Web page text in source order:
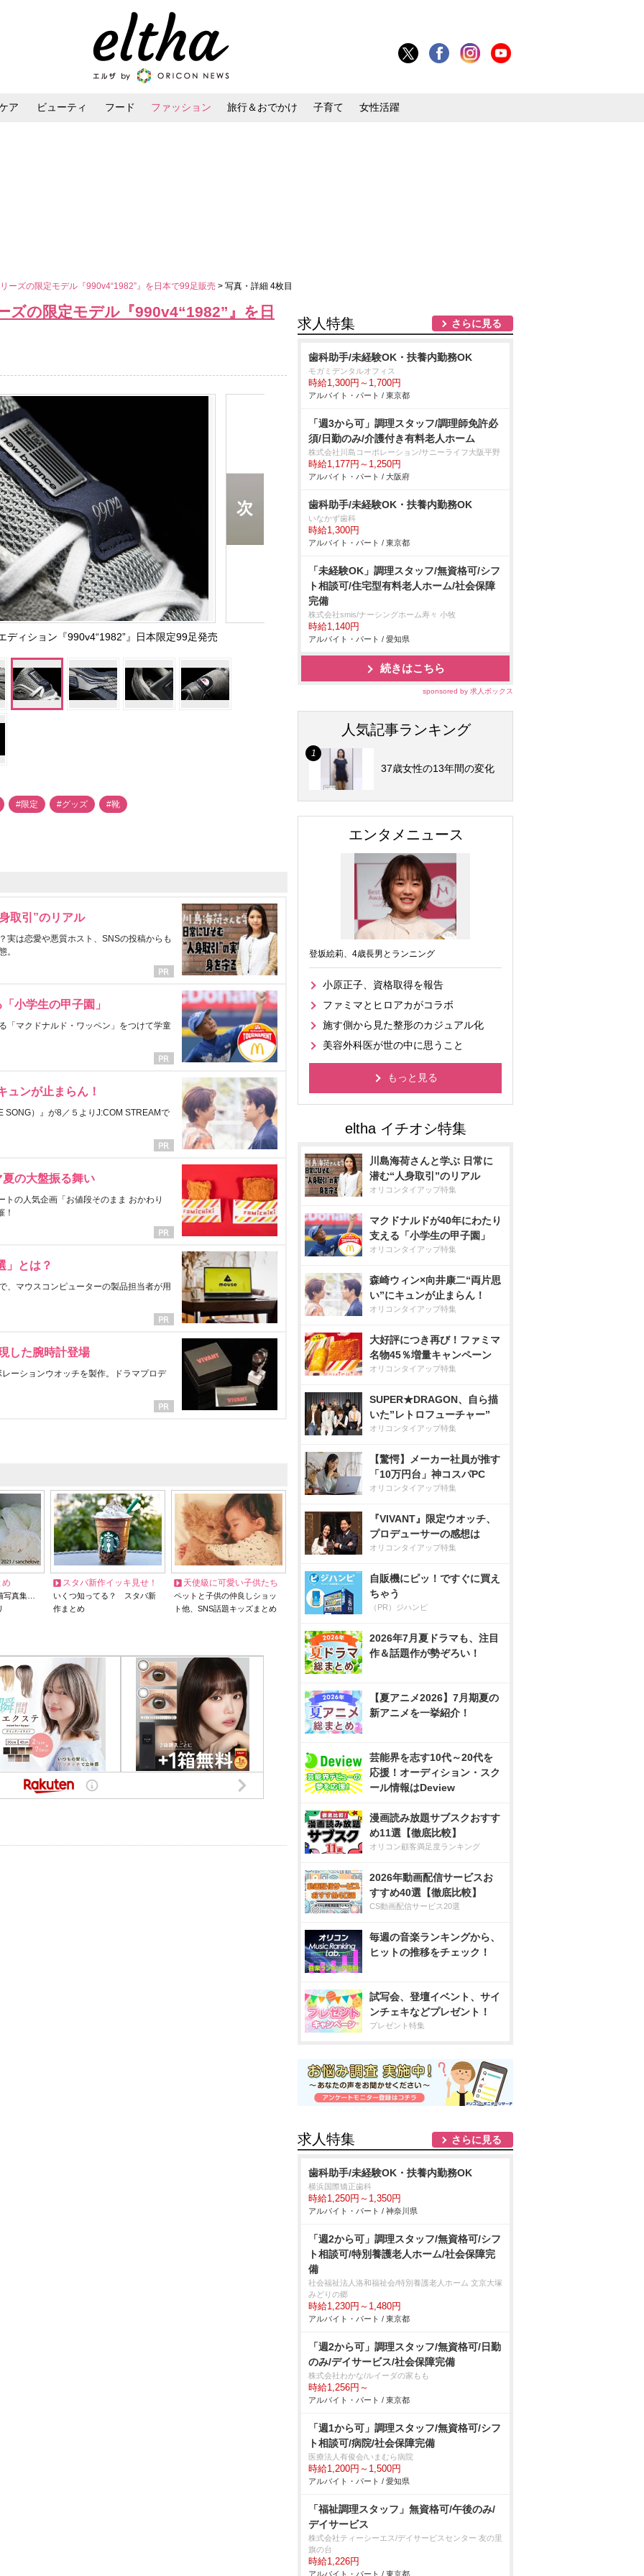
ア ビューティ フード ファッション 旅行＆おでかけ 子育て 女性活躍
ーズの限定モデル『990v4“1982”』を日本で99足販売 > 写真・詳細 4枚目
の限定モデル『990v4“1982”』を日
ィション『990v4“1982”』日本限定99足発売
#限定 #グッズ #靴
取引”のリアル
実は恋愛や悪質ホスト、SNSの投稿からも
。
小学生の甲子園」
「マクドナルド・ワッペン」をつけて学童
ュンが止まらん！
SONG）』が8／５よりJ:COM STREAMで
の大盤振る舞い
の人気企画「お値段そのまま おかわり
！
」とは？
、マウスコンピューターの製品担当者が用
した腕時計登場
ーションウオッチを製作。ドラマプロデ
め
写真集…
スタバ新作イッキ見せ！
いくつ知ってる？ スタバ新
作まとめ
天使級に可愛い子供たち
ペットと子供の仲良しショッ
ト他、SNS話題キッズまとめ
求人特集 さらに見る
歯科助手/未経験OK・扶養内勤務OK
モガミデンタルオフィス
時給1,300円～1,700円
アルバイト・パート / 東京都
「週3から可」調理スタッフ/調理師免許必
須/日勤のみ/介護付き有料老人ホーム
株式会社川島コーポレーション/サニーライフ大阪平野
時給1,177円～1,250円
アルバイト・パート / 大阪府
歯科助手/未経験OK・扶養内勤務OK
いなかず歯科
時給1,300円
アルバイト・パート / 東京都
「未経験OK」調理スタッフ/無資格可/シフ
ト相談可/住宅型有料老人ホーム/社会保障
完備
株式会社smis/ナーシングホーム寿々 小牧
時給1,140円
アルバイト・パート / 愛知県
続きはこちら
sponsored by 求人ボックス
人気記事ランキング
37歳女性の13年間の変化
エンタメニュース
登坂絵莉、4歳長男とランニング
小原正子、資格取得を報告
ファミマとヒロアカがコラボ
施す側から見た整形のカジュアル化
美容外科医が世の中に思うこと
もっと見る
川島海荷さんと学ぶ 日常に
潜む“人身取引”のリアル
オリコンタイアップ特集
マクドナルドが40年にわたり
支える「小学生の甲子園」
オリコンタイアップ特集
森崎ウィン×向井康二“両片思
い”にキュンが止まらん！
オリコンタイアップ特集
大好評につき再び！ファミマ
名物45％増量キャンペーン
オリコンタイアップ特集
SUPER★DRAGON、自ら描
いた”レトロフューチャー”
オリコンタイアップ特集
【驚愕】メーカー社員が推す
「10万円台」神コスパPC
オリコンタイアップ特集
『VIVANT』限定ウオッチ、
プロデューサーの感想は
オリコンタイアップ特集
自販機にピッ！ですぐに買え
ちゃう
（PR）ジハンピ
2026年7月夏ドラマも、注目
作＆話題作が勢ぞろい！
【夏アニメ2026】7月期夏の
新アニメを一挙紹介！
芸能界を志す10代～20代を
応援！オーディション・スク
ール情報はDeview
漫画読み放題サブスクおすす
め11選【徹底比較】
オリコン顧客満足度ランキング
2026年動画配信サービスお
すすめ40選【徹底比較】
CS動画配信サービス20選
毎週の音楽ランキングから、
ヒットの推移をチェック！
試写会、登壇イベント、サイ
ンチェキなどプレゼント！
プレゼント特集
求人特集 さらに見る
歯科助手/未経験OK・扶養内勤務OK
横浜国際矯正歯科
時給1,250円～1,350円
アルバイト・パート / 神奈川県
「週2から可」調理スタッフ/無資格可/シフ
ト相談可/特別養護老人ホーム/社会保障完
備
社会福祉法人洛和福祉会/特別養護老人ホーム 文京大塚
みどりの郷
時給1,230円～1,480円
アルバイト・パート / 東京都
「週2から可」調理スタッフ/無資格可/日勤
のみ/デイサービス/社会保障完備
株式会社わかな/ルイーダの家もも
時給1,256円～
アルバイト・パート / 東京都
「週1から可」調理スタッフ/無資格可/シフ
ト相談可/病院/社会保障完備
医療法人有俊会/いまむら病院
時給1,200円～1,500円
アルバイト・パート / 愛知県
「福祉調理スタッフ」無資格可/午後のみ/
デイサービス
株式会社ティーシーエス/デイサービスセンター 友の里
旗の台
時給1,226円
アルバイト・パート / 東京都